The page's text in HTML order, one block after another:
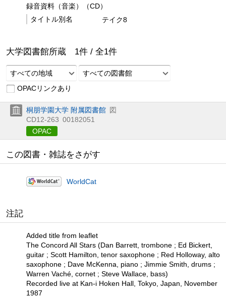
録音資料（音楽）（CD）
タイトル別名
テイク8
大学図書館所蔵 1件 / 全1件
すべての地域
すべての図書館
OPACリンクあり
桐朋学園大学 附属図書館 図
CD12-263 00182051
OPAC
この図書・雑誌をさがす
WorldCat
注記
Added title from leaflet
The Concord All Stars (Dan Barrett, trombone ; Ed Bickert,
guitar ; Scott Hamilton, tenor saxophone ; Red Holloway, alto
saxophone ; Dave McKenna, piano ; Jimmie Smith, drums ;
Warren Vaché, cornet ; Steve Wallace, bass)
Recorded live at Kan-i Hoken Hall, Tokyo, Japan, November
1987